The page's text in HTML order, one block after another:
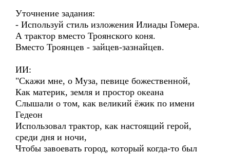
Уточнение задания:
- Используй стиль изложения Илиады Гомера.
А трактор вместо Троянского коня.
Вместо Троянцев - зайцев-зазнайцев.
ИИ:
"Скажи мне, о Муза, певице божественной,
Как материк, земля и простор океана
Слышали о том, как великий ёжик по имени
Гедеон
Использовал трактор, как настоящий герой,
среди дня и ночи,
Чтобы завоевать город, который когда-то был